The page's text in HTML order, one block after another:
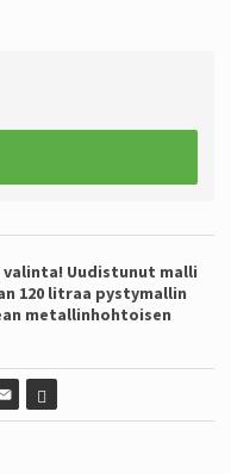
valinta! Uudistunut malli
120 litraa pystymallin
metallinhohtoisen